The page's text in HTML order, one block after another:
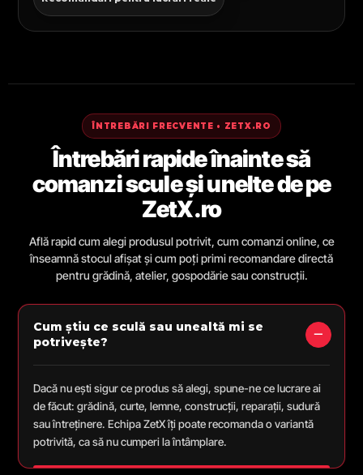
ÎNTREBĂRI FRECVENTE • ZETX.RO
Întrebări rapide înainte să
comanzi scule și unelte de pe
ZetX.ro
Află rapid cum alegi produsul potrivit, cum comanzi online, ce
înseamnă stocul afișat și cum poți primi recomandare directă
pentru grădină, atelier, gospodărie sau construcții.
Cum știu ce sculă sau unealtă mi se
potrivește?
Dacă nu ești sigur ce produs să alegi, spune-ne ce lucrare ai
de făcut: grădină, curte, lemne, construcții, reparații, sudură
sau întreținere. Echipa ZetX îți poate recomanda o variantă
potrivită, ca să nu cumperi la întâmplare.